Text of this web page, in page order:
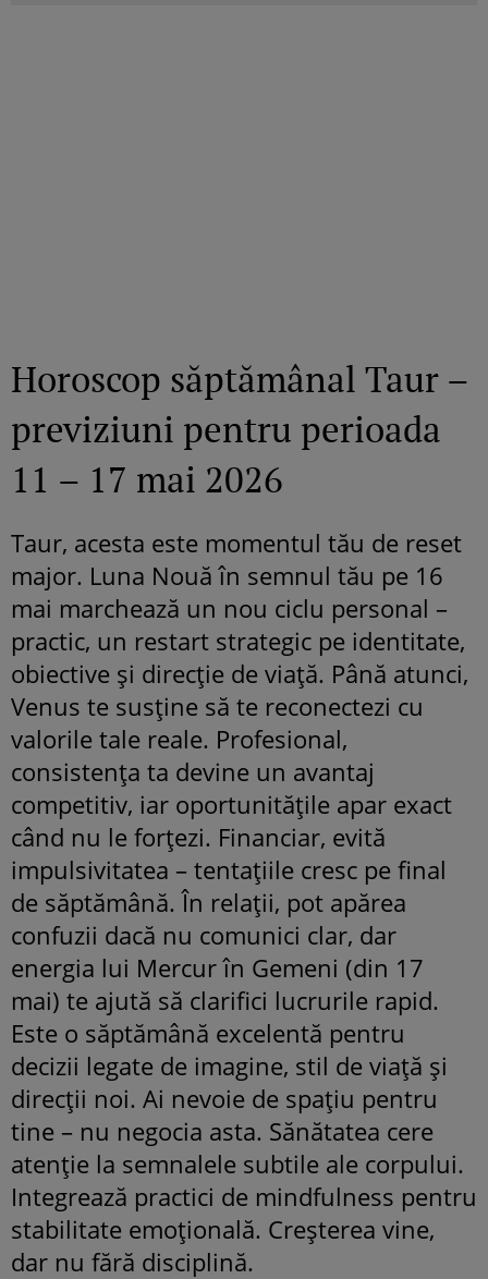
Horoscop săptămânal Taur –
previziuni pentru perioada
11 – 17 mai 2026
Taur, acesta este momentul tău de reset
major. Luna Nouă în semnul tău pe 16
mai marchează un nou ciclu personal –
practic, un restart strategic pe identitate,
obiective și direcție de viață. Până atunci,
Venus te susține să te reconectezi cu
valorile tale reale. Profesional,
consistența ta devine un avantaj
competitiv, iar oportunitățile apar exact
când nu le forțezi. Financiar, evită
impulsivitatea – tentațiile cresc pe final
de săptămână. În relații, pot apărea
confuzii dacă nu comunici clar, dar
energia lui Mercur în Gemeni (din 17
mai) te ajută să clarifici lucrurile rapid.
Este o săptămână excelentă pentru
decizii legate de imagine, stil de viață și
direcții noi. Ai nevoie de spațiu pentru
tine – nu negocia asta. Sănătatea cere
atenție la semnalele subtile ale corpului.
Integrează practici de mindfulness pentru
stabilitate emoțională. Creșterea vine,
dar nu fără disciplină.